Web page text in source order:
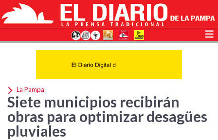
La Pampa
Siete municipios recibirán
obras para optimizar desagües
pluviales